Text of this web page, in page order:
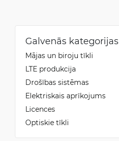
Galvenās kategorijas
Mājas un biroju tīkli
LTE produkcija
Drošības sistēmas
Elektriskais aprīkojums
Licences
Optiskie tīkli